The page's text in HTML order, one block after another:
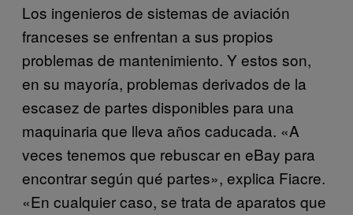
Los ingenieros de sistemas de aviación
franceses se enfrentan a sus propios
problemas de mantenimiento. Y estos son,
en su mayoría, problemas derivados de la
escasez de partes disponibles para una
maquinaria que lleva años caducada. «A
veces tenemos que rebuscar en eBay para
encontrar según qué partes», explica Fiacre.
«En cualquier caso, se trata de aparatos que